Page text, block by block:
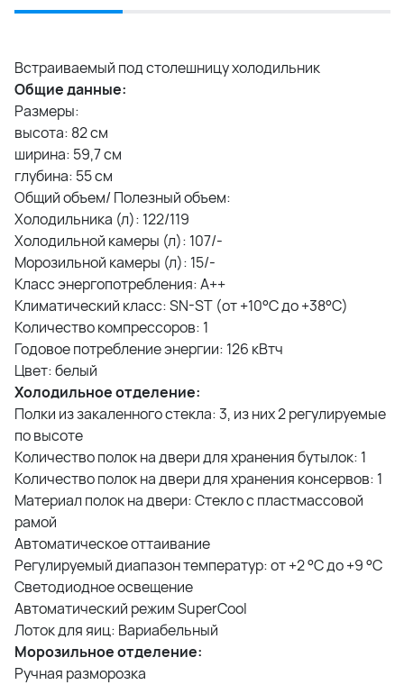
Встраиваемый под столешницу холодильник
Общие данные:
Размеры:
высота: 82 см
ширина: 59,7 см
глубина: 55 см
Общий объем/ Полезный объем:
Холодильника (л): 122/119
Холодильной камеры (л): 107/-
Морозильной камеры (л): 15/-
Класс энергопотребления: A++
Климатический класс: SN-ST (от +10°С до +38°С)
Количество компрессоров: 1
Годовое потребление энергии: 126 кВтч
Цвет: белый
Холодильное отделение:
Полки из закаленного стекла: 3, из них 2 регулируемые
по высоте
Количество полок на двери для хранения бутылок: 1
Количество полок на двери для хранения консервов: 1
Материал полок на двери: Стекло с пластмассовой
рамой
Автоматическое оттаивание
Регулируемый диапазон температур: от +2 °C до +9 °C
Светодиодное освещение
Автоматический режим SuperCool
Лоток для яиц: Вариабельный
Морозильное отделение:
Ручная разморозка